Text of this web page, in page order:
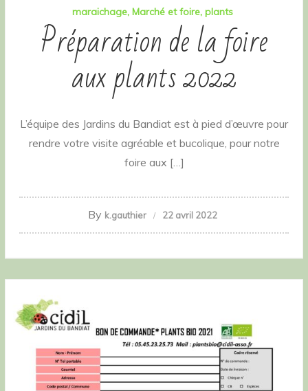
maraichage Marché et foire plants
Préparation de la foire
aux plants 2022
L’équipe des Jardins du Bandiat est à pied d’œuvre pour
rendre votre visite agréable et bucolique, pour notre
foire aux […]
By k.gauthier 22 avril 2022